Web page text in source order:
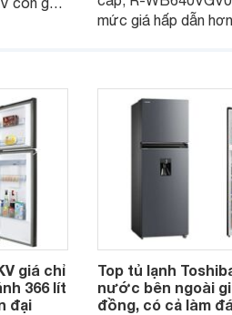
mức giá hấp dẫn
nhiều công nghệ.
giá chỉ
366 lít
đại
Top tủ lạnh
nước bên ngoài
đồng, có cả làm